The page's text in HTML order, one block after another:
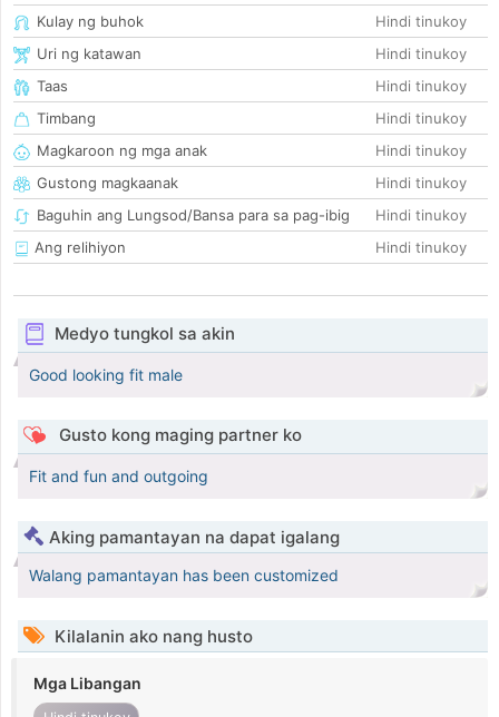
Kulay ng buhok
Hindi tinukoy
Uri ng katawan
Hindi tinukoy
Taas
Hindi tinukoy
Timbang
Hindi tinukoy
Magkaroon ng mga anak
Hindi tinukoy
Gustong magkaanak
Hindi tinukoy
Baguhin ang Lungsod/Bansa para sa pag-ibig
Hindi tinukoy
Ang relihiyon
Hindi tinukoy
Medyo tungkol sa akin
Good looking fit male
Gusto kong maging partner ko
Fit and fun and outgoing
Aking pamantayan na dapat igalang
Walang pamantayan has been customized
Kilalanin ako nang husto
Mga Libangan